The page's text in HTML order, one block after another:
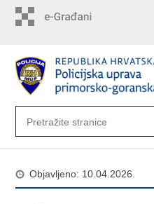
Objavljeno: 10.04.2026.